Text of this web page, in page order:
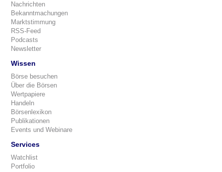
Nachrichten
Bekanntmachungen
Marktstimmung
RSS-Feed
Podcasts
Newsletter
Wissen
Börse besuchen
Über die Börsen
Wertpapiere
Handeln
Börsenlexikon
Publikationen
Events und Webinare
Services
Watchlist
Portfolio